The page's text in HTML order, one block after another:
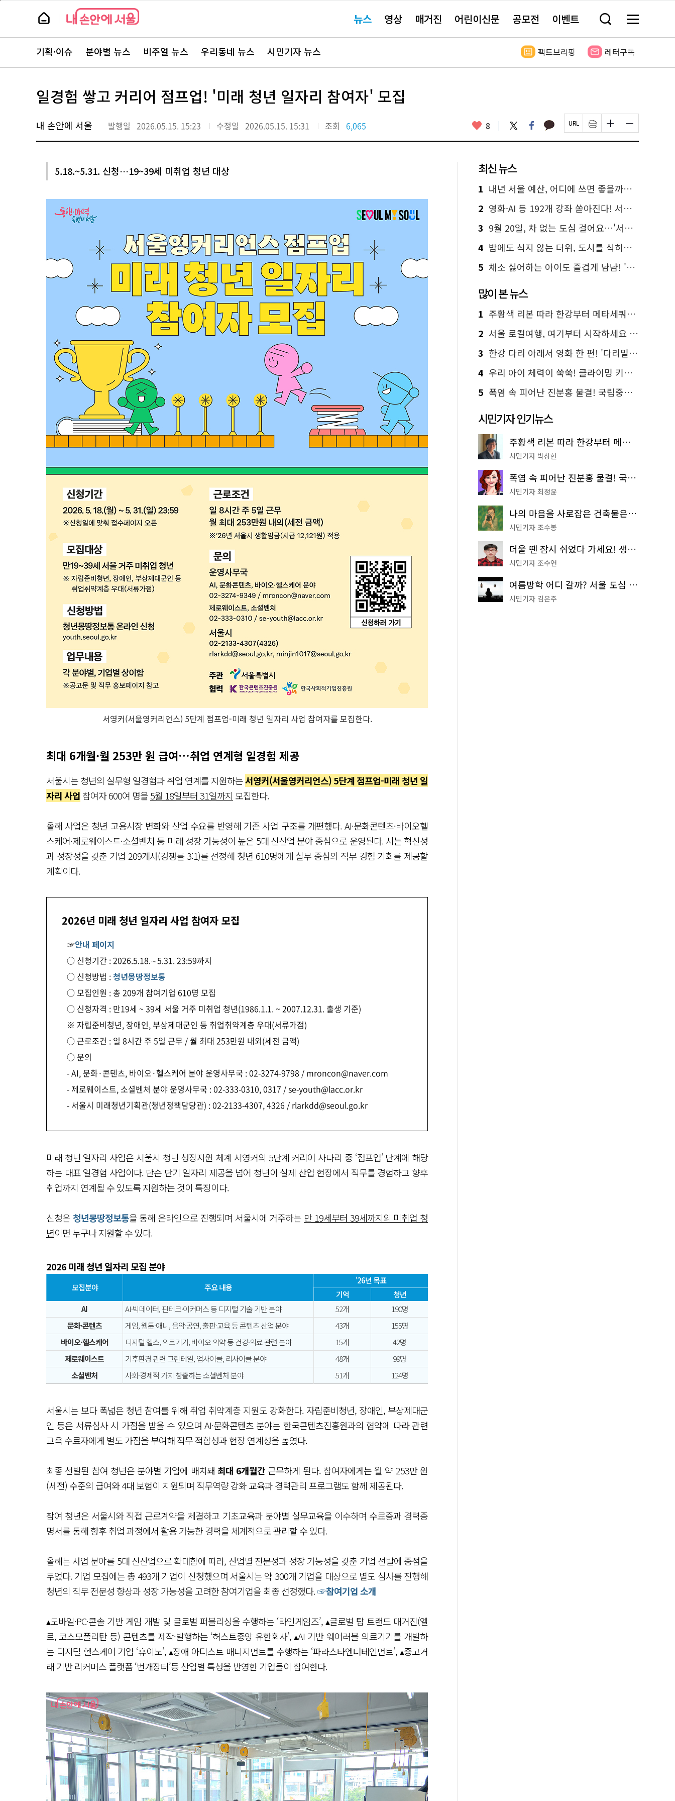
본
뉴
스 요뉴스 영상 매거진 어린이신문 공모전 이벤트 검
창
기
메
전
보
뉴
스
주
서
바
로
기획·이슈 분야별 뉴스 비주얼 뉴스 우리동네 뉴스 시민기자 뉴스 팩트브리핑 레터구독
일경험 쌓고 커리어 점프업! '미래 청년 일자리 참여자' 모집
내 손안에 서울 발행일 2026.05.15. 15:23 수정일 2026.05.15. 15:31 조회 6,065 좋
요
8 트
위
터
페
이
스
카
카 페
이
지
인
쇄
하
글
자
크
하
기
글
자
크
하
5.18.~5.31. 신청…19~39세 미취업 청년 대상
서영커(서울영커리언스) 5단계 점프업-미래 청년 일자리 사업 참여자를 모집한다.
최대 6개월·월 253만 원 급여…취업 연계형 일경험 제공
서울시는 청년의 실무형 일경험과 취업 연계를 지원하는서영커(서울영커리언스) 5단계 점프업-미래 청년 일
자리 사업 참여자 600여 명을5월 18일부터 31일까지 모집한다.
올해 사업은 청년 고용시장 변화와 산업 수요를 반영해 기존 사업 구조를 개편했다. AI·문화콘텐츠·바이오헬
스케어·제로웨이스트·소셜벤처 등 미래 성장 가능성이 높은 5대 신산업 분야 중심으로 운영된다. 시는 혁신성
과 성장성을 갖춘 기업 209개사(경쟁률 3:1)를 선정해 청년 610명에게 실무 중심의 직무 경험 기회를 제공할
계획이다.
2026년 미래 청년 일자리 사업 참여자 모집
☞안내 페이지
○ 신청기간 : 2026.5.18.∼5.31. 23:59까지
○ 신청방법 : 청년몽땅정보통
○ 모집인원 : 총 209개 참여기업 610명 모집
○ 신청자격 : 만19세 ~ 39세 서울 거주 미취업 청년(1986.1.1. ~ 2007.12.31. 출생 기준)
※ 자립준비청년, 장애인, 부상제대군인 등 취업취약계층 우대(서류가점)
○ 근로조건 : 일 8시간 주 5일 근무 / 월 최대 253만원 내외(세전 금액)
○ 문의
- AI, 문화·콘텐츠, 바이오·헬스케어 분야 운영사무국 : 02-3274-9798 / mroncon@naver.com
- 제로웨이스트, 소셜벤처 분야 운영사무국 : 02-333-0310, 0317 / se-youth@lacc.or.kr
- 서울시 미래청년기획관(청년정책담당관) : 02-2133-4307, 4326 / rlarkdd@seoul.go.kr
미래 청년 일자리 사업은 서울시 청년 성장지원 체계 서영커의 5단계 커리어 사다리 중 ‘점프업’ 단계에 해당
하는 대표 일경험 사업이다. 단순 단기 일자리 제공을 넘어 청년이 실제 산업 현장에서 직무를 경험하고 향후
취업까지 연계될 수 있도록 지원하는 것이 특징이다.
신청은 청년몽땅정보통을 통해 온라인으로 진행되며 서울시에 거주하는 만 19세부터 39세까지의 미취업 청
년이면 누구나 지원할 수 있다.
2026 미래 청년 일자리 모집 분야
모집분야 주요 내용
'26년 목표
기억
청년
AI
AI·빅데이터, 핀테크·이커머스 등 디지털 기술 기반 분야 52개
190명
문화·콘텐츠
게임, 웹툰·애니, 음악·공연, 출판·교육 등 콘텐츠 산업 분야 43개
155명
바이오·헬스케어
디지털 헬스, 의료기기, 바이오 의약 등 건강·의료 관련 분야 15개
42명
제로웨이스트
기후환경 관련 그린테일, 업사이클, 리사이클 분야 48개
99명
소셜벤처
사회·경제적 가치 창출하는 소셜벤처 분야 51개 124명
서울시는 보다 폭넓은 청년 참여를 위해 취업 취약계층 지원도 강화한다. 자립준비청년, 장애인, 부상제대군
인 등은 서류심사 시 가점을 받을 수 있으며 AI·문화콘텐츠 분야는 한국콘텐츠진흥원과의 협약에 따라 관련
교육 수료자에게 별도 가점을 부여해 직무 적합성과 현장 연계성을 높였다.
최종 선발된 참여 청년은 분야별 기업에 배치돼 최대 6개월간 근무하게 된다. 참여자에게는 월 약 253만 원
(세전) 수준의 급여와 4대 보험이 지원되며 직무역량 강화 교육과 경력관리 프로그램도 함께 제공된다.
참여 청년은 서울시와 직접 근로계약을 체결하고 기초교육과 분야별 실무교육을 이수하며 수료증과 경력증
명서를 통해 향후 취업 과정에서 활용 가능한 경력을 체계적으로 관리할 수 있다.
올해는 사업 분야를 5대 신산업으로 확대함에 따라, 산업별 전문성과 성장 가능성을 갖춘 기업 선발에 중점을
두었다. 기업 모집에는 총 493개 기업이 신청했으며 서울시는 약 300개 기업을 대상으로 별도 심사를 진행해
청년의 직무 전문성 향상과 성장 가능성을 고려한 참여기업을 최종 선정했다.☞참여기업 소개
▴모바일·PC·콘솔 기반 게임 개발 및 글로벌 퍼블리싱을 수행하는 ‘라인게임즈’, ▴글로벌 탑 트랜드 매거진(엘
르, 코스모폴리탄 등) 콘텐츠를 제작·발행하는 ‘허스트중앙 유한회사’, ▴AI 기반 웨어러블 의료기기를 개발하
는 디지털 헬스케어 기업 ‘휴이노’, ▴장애 아티스트 매니지먼트를 수행하는 ‘파라스타엔터테인먼트’, ▴중고거
래 기반 리커머스 플랫폼 ‘번개장터’등 산업별 특성을 반영한 기업들이 참여한다.
최신 뉴스
1 내년 서울 예산, 어디에 쓰면 좋을까요? 온라인 투표
2 영화·AI 등 192개 강좌 쏟아진다! 서울시민대학 선착순 신청
3 9월 20일, 차 없는 도심 걸어요…'서울 걷자 페스티벌' 선착순 5천명
4 밤에도 식지 않는 더위, 도시를 식히는 시원한 해법은?
5 채소 싫어하는 아이도 즐겁게 냠냠! '찾아가는 서울시 식생활 교육' 현장
많이 본 뉴스
1 주황색 리본 따라 한강부터 메타세쿼이아 숲길까지…서울둘레길 15코스
2 서울 로컬여행, 여기부터 시작하세요 '서울에디션25'
3 한강 다리 아래서 영화 한 편! '다리밑 영화관' 무료 상영
4 우리 아이 체력이 쑥쑥! 클라이밍 키즈카페·어린이 체력장
5 폭염 속 피어난 진분홍 물결! 국립중앙박물관 배롱나무 명소
시민기자 인기뉴스
주황색 리본 따라 한강부터 메타세쿼이아 숲길까지…서울둘레길 15코스
시민기자 박상현
폭염 속 피어난 진분홍 물결! 국립중앙박물관 배롱나무 명소
시민기자 최정윤
나의 마음을 사로잡은 건축물은? '서울시 건축상' 수상작 공개!
시민기자 조수봉
더울 땐 잠시 쉬었다 가세요! 생수 냉장고부터 해피소·무더위쉼터까지
시민기자 조수연
여름방학 어디 갈까? 서울 도심 무료 실내 여행 코스 추천
시민기자 김은주
페